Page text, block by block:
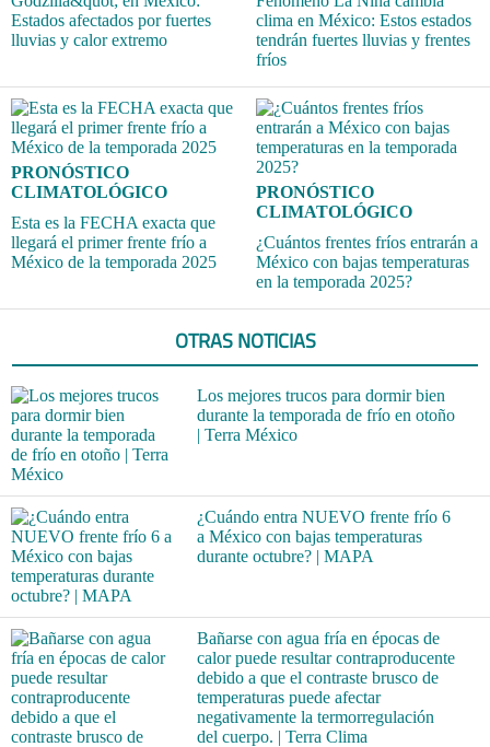
Estados afectados por fuertes
lluvias y calor extremo
clima en México: Estos estados
tendrán fuertes lluvias y frentes
fríos
PRONÓSTICO
CLIMATOLÓGICO
Esta es la FECHA exacta que
llegará el primer frente frío a
México de la temporada 2025
PRONÓSTICO
CLIMATOLÓGICO
¿Cuántos frentes fríos entrarán a
México con bajas temperaturas
en la temporada 2025?
OTRAS NOTICIAS
Los mejores trucos para dormir bien
durante la temporada de frío en otoño
| Terra México
¿Cuándo entra NUEVO frente frío 6
a México con bajas temperaturas
durante octubre? | MAPA
Bañarse con agua fría en épocas de
calor puede resultar contraproducente
debido a que el contraste brusco de
temperaturas puede afectar
negativamente la termorregulación
del cuerpo. | Terra Clima